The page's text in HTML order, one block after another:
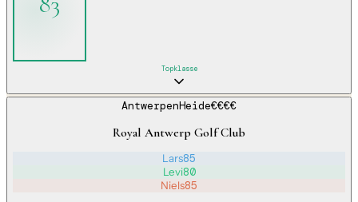
Topklasse
AntwerpenHeide€€€€
Royal Antwerp Golf Club
Lars85
Levi80
Niels85